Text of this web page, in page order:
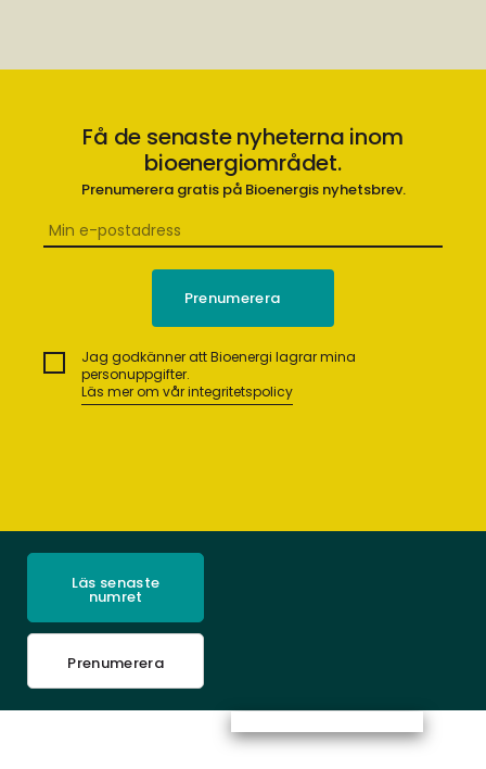
Få de senaste nyheterna inom
bioenergiområdet.
Prenumerera gratis på Bioenergis nyhetsbrev.
Jag godkänner att Bioenergi lagrar mina
personuppgifter.
Läs mer om vår integritetspolicy
Läs senaste
numret
Prenumerera